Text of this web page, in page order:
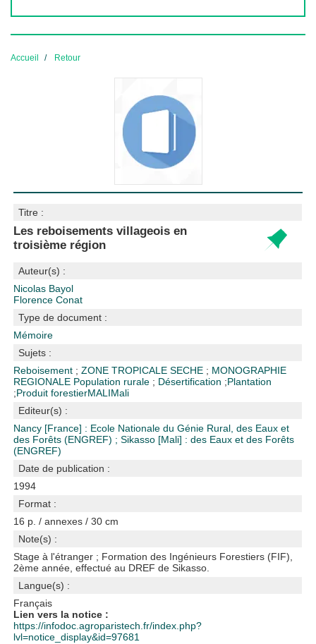
Accueil Retour
Titre :
Les reboisements villageois en
troisième région
Auteur(s) :
Nicolas Bayol
Florence Conat
Type de document :
Mémoire
Sujets :
Reboisement ;ZONE TROPICALE SECHE ; MONOGRAPHIE
REGIONALE Population rurale ; Désertification ;Plantation
;Produit forestierMALIMali
Editeur(s) :
Nancy [France] : Ecole Nationale du Génie Rural, des Eaux et
des Forêts (ENGREF) ;Sikasso [Mali] : des Eaux et des Forêts
(ENGREF)
Date de publication :
1994
Format :
16 p. / annexes / 30 cm
Note(s) :
Stage à l'étranger ; Formation des Ingénieurs Forestiers (FIF),
2ème année, effectué au DREF de Sikasso.
Langue(s) :
Français
Lien vers la notice :
https://infodoc.agroparistech.fr/index.php?
lvl=notice_display&id=97681